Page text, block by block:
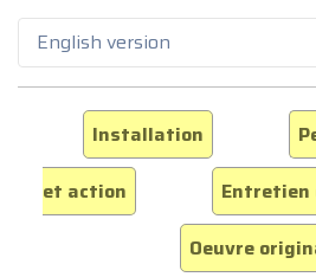
English version
Installation
et action
Entretien
Oeuvre